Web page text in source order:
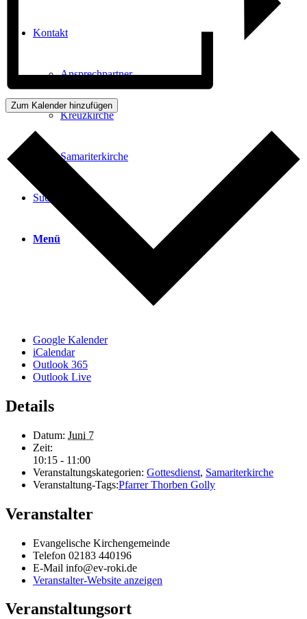
Kontakt
Ansprechpartner
Kreuzkirche
Samariterkirche
Suche
Menü
Zum Kalender hinzufügen
Google Kalender
iCalendar
Outlook 365
Outlook Live
Details
Datum: Juni 7
Zeit:
10:15 - 11:00
Veranstaltungskategorien: Gottesdienst, Samariterkirche
Veranstaltung-Tags:Pfarrer Thorben Golly
Veranstalter
Evangelische Kirchengemeinde
Telefon 02183 440196
E-Mail info@ev-roki.de
Veranstalter-Website anzeigen
Veranstaltungsort